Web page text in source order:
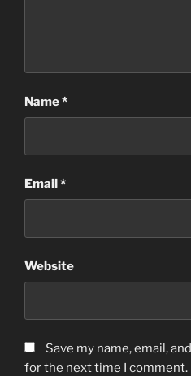
Name*
Email*
Website
Save my name, email,
for the next time I comment.